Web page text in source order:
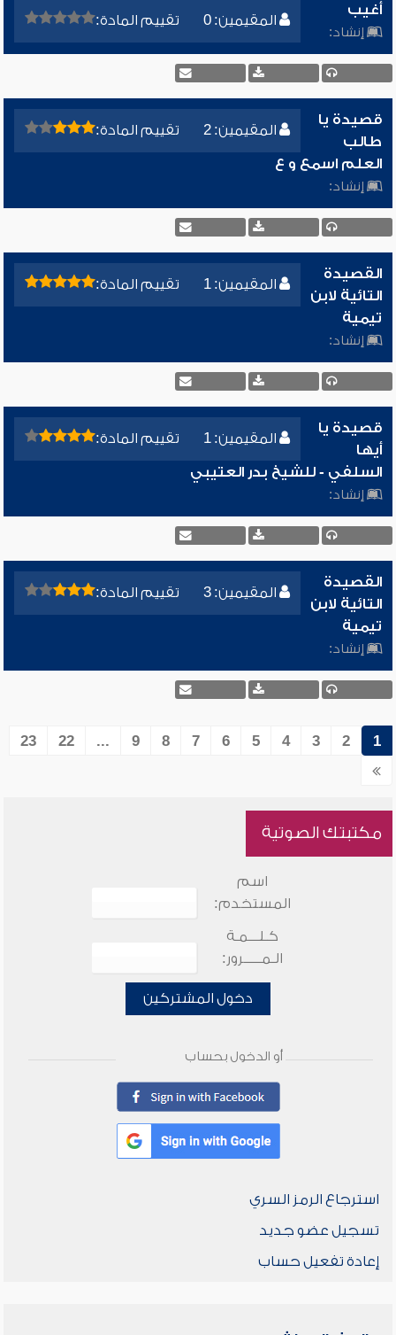
المقيمين: 0 تقييم المادة:
أغيب
إنشاد:
المقيمين: 2 تقييم المادة:
قصيدة يا
طالب
العلم اسمع و ع
إنشاد:
المقيمين: 1 تقييم المادة:
القصيدة
التائية لابن
تيمية
إنشاد:
المقيمين: 1 تقييم المادة:
قصيدة يا
أيها
السلفي - للشيخ بدر العتيبي
إنشاد:
المقيمين: 3 تقييم المادة:
القصيدة
التائية لابن
تيمية
إنشاد:
1
2
3
4
5
6
7
8
9
...
22
23
مكتبتك الصوتية
اسم
المستخدم:
كـلـــمـة
الـمـــــرور:
دخول المشتركين
أو الدخول بحساب
استرجاع الرمز السري
تسجيل عضو جديد
إعادة تفعيل حساب